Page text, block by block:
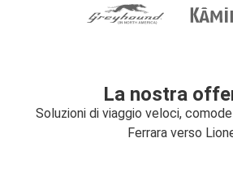
La nostra
Soluzioni di viaggio veloci,
Ferrara verso